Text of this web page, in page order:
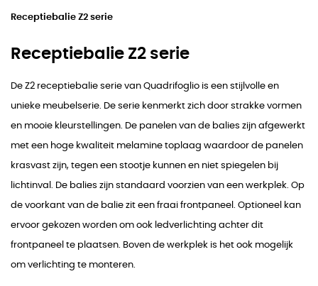
Receptiebalie Z2 serie
Receptiebalie Z2 serie
De Z2 receptiebalie serie van Quadrifoglio is een stijlvolle en
unieke meubelserie. De serie kenmerkt zich door strakke vormen
en mooie kleurstellingen. De panelen van de balies zijn afgewerkt
met een hoge kwaliteit melamine toplaag waardoor de panelen
krasvast zijn, tegen een stootje kunnen en niet spiegelen bij
lichtinval. De balies zijn standaard voorzien van een werkplek. Op
de voorkant van de balie zit een fraai frontpaneel. Optioneel kan
ervoor gekozen worden om ook ledverlichting achter dit
frontpaneel te plaatsen. Boven de werkplek is het ook mogelijk
om verlichting te monteren.